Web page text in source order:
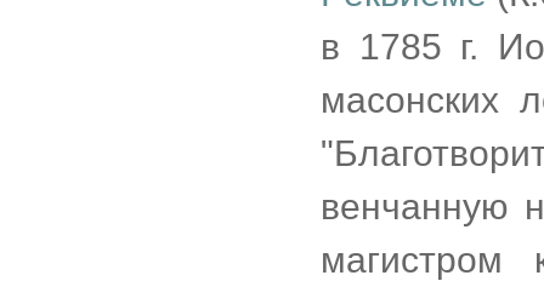
в 1785 г.
масонских
венчанную